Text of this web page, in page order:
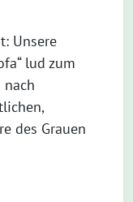
Unsere
lud zum
nach
des Grauen